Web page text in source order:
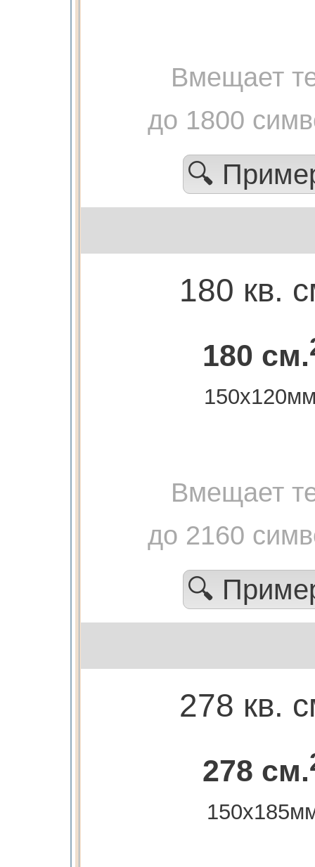
Вмещает
до 1800
🔍
180 кв.
180 см.
Вмещает
до 2160
🔍
278 кв.
278 см.